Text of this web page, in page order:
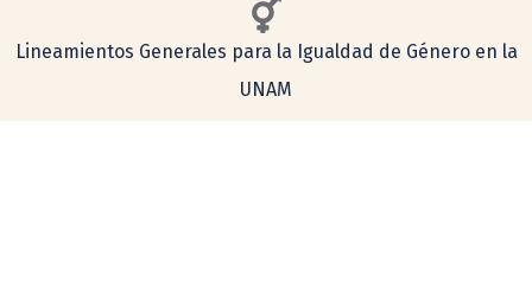
Lineamientos Generales para la Igualdad de Género en la
UNAM